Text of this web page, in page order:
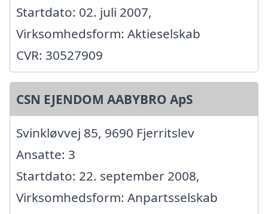
Startdato: 02. juli 2007,
Virksomhedsform: Aktieselskab
CVR: 30527909
CSN EJENDOM AABYBRO ApS
Svinkløvvej 85, 9690 Fjerritslev
Ansatte: 3
Startdato: 22. september 2008,
Virksomhedsform: Anpartsselskab